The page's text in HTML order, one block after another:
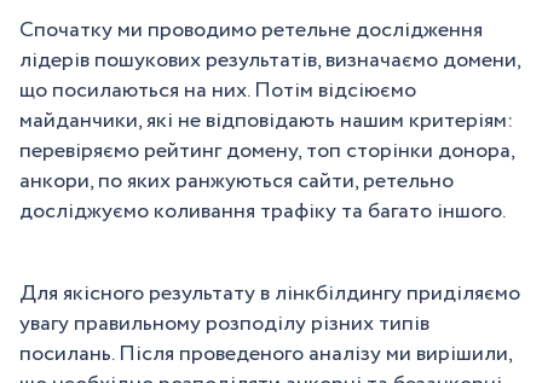
Спочатку ми проводимо ретельне дослідження
лідерів пошукових результатів, визначаємо домени,
що посилаються на них. Потім відсіюємо
майданчики, які не відповідають нашим критеріям:
перевіряємо рейтинг домену, топ сторінки донора,
анкори, по яких ранжуються сайти, ретельно
досліджуємо коливання трафіку та багато іншого.
Для якісного результату в лінкбілдингу приділяємо
увагу правильному розподілу різних типів
посилань. Після проведеного аналізу ми вирішили,